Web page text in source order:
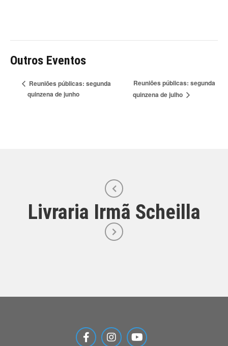
Outros Eventos
Reuniões públicas: segunda
quinzena de junho
Reuniões públicas: segunda
quinzena de julho
Livraria Irmã Scheilla